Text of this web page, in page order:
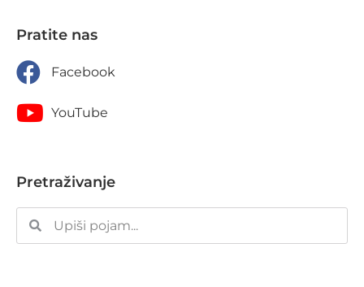
Pratite nas
Facebook
YouTube
Pretraživanje